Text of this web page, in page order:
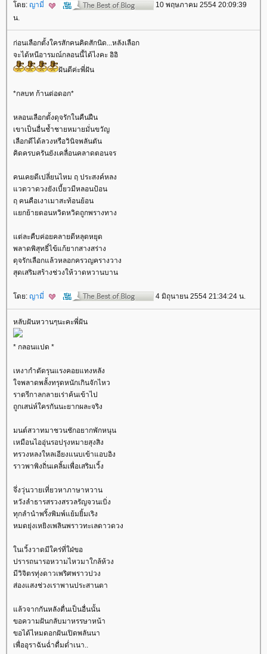
ดย: ญามี่
10 พฤษภาคม 2554 20:09:39
น.
ก่อนเลือกตั้งใครสักคนคิดสักนิด...หลังเลือก
จะได้หนีอารมณ์กลอนนี้ได้ไงคะ อิอิ
ฝันดีค่ะพี่ฝัน
*กลบท ก้านต่อดอก*
หลอนเลือกตั้งดุจรักในคืนฝืน
เขาเป็นอื่นช้ำชายหมายมั่นขวัญ
เลือกดีได้ลวงหรือวินิจพลันตัน
คิดครบครันยังเคลื่อนคลาดตอนจร
คนเคยดีเปลี่ยนไหม ฤ ประสงค์หลง
วดวาดวงยังเบี้ยวมีหลอนป้อน
ฤ คนคือเงาเมาสะท้อนย้อน
กย้ายตอนหวิดหวิดถูกพรางทาง
ต่ละคืบค่อยคลายดีหลุดหยุด
พลาดพิสุทธิ์ไข้แก้ยากสางสร่าง
ดุจรักเลือกแล้วหลอกครวญครางวาง
สุดเสริมสร้างช่วงให้วาดหวานบาน
ดย: ญามี่ 4 มิถุนายน 2554 21:34:24 น.
หลับฝันหวานๆนะคะพี่ฝัน
* กลอนแปด *
เหงากำดัดรุนแรงคอยแทงหลัง
จพลาดพลั้งทรุดหนักเกินจักไหว
ราตรีกาลกลายเร่าค้นเข้าไป
ถูกเสน่ห์ใครกันนะยากผละจริง
มนต์สวาทมาชวนชักอยากพักหนุน
เหมือนไออุ่นรอปรุงหมายสุงสิง
ทรวงหลงใหลเอียงแนบเข้าแอบอิง
ราวพาพิงถิ่นเคลิ้มเพื่อเสริมเวิ้ง
จึ่งวุ่นวายเที่ยวหาภาษาหวาน
หวังลำธารสรวงสรวลรัญจวนเบิ่ง
ทุกลำนำพริ้งพิมพ์แย้มยิ้มเริง
หมดยุ่งเหยิงเพลินพราวทะเลดาวดวง
นเวิ้งวาดมีใคร่ที่ใฝ่ขอ
ปรารถนารอหวามไหวมาใกล้ห้วง
มีวิจิตรทุ่งดาวเพริศพราวปวง
ส่องแสงช่วงเราพานประสานตา
ล้วจากกันหลังตื่นเป็นอื่นนั้น
ขอความฝันกลับมาหรรษาหน้า
ขอได้ไหมดอกฝันเปิดพลันนา
เพื่ออุราฉันฉ่ำดื่มด่ำเนา..